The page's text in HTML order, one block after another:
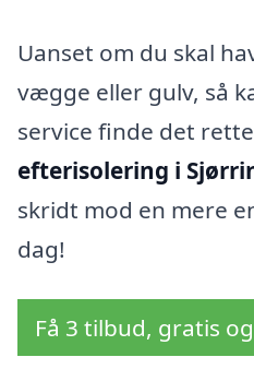
Uanset om du skal
vægge eller gulv, så
service finde det
efterisolering i
skridt mod en mere
dag!
Få 3 tilbud, gratis